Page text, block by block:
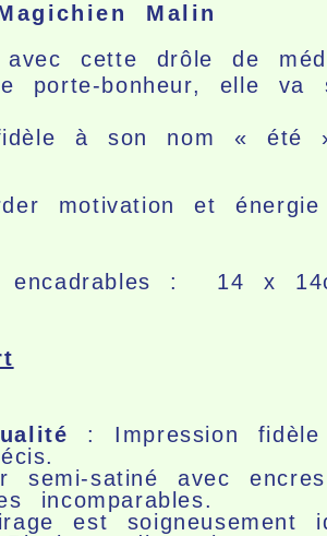
Malin
cette drôle de
porte-bonheur, elle
fidèle à son nom « été
motivation et
encadrables : 14 x
: Impression
semi-satiné avec
incomparables.
est soigneusement